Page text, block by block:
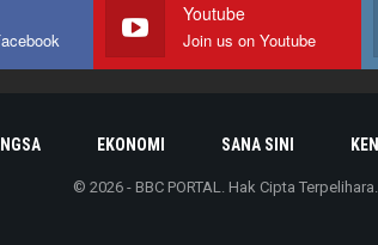
Youtube
Join us on Youtube
EKONOMI SANA SINI
© 2026 - BBC PORTAL. Hak Cipta Terpelihara.